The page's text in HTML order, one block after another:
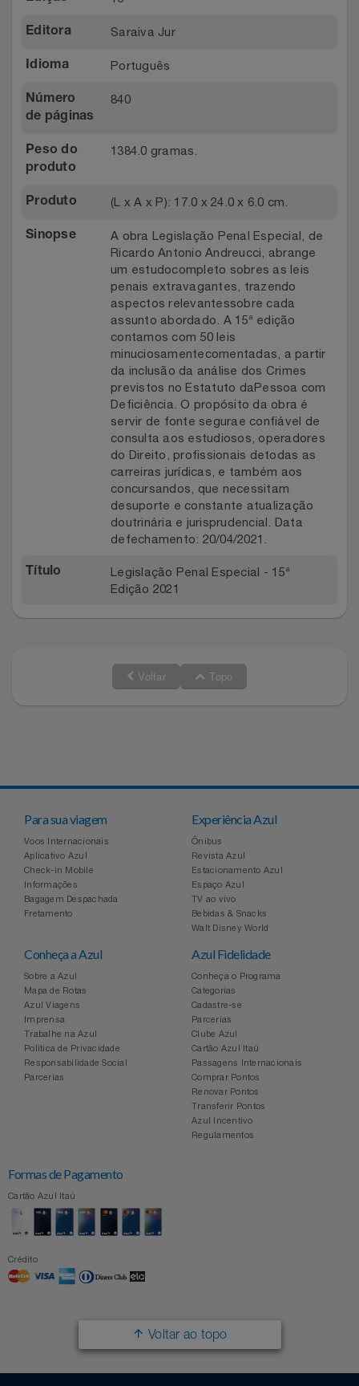
Editora Saraiva Jur
Idioma Português
Número
de páginas
840
Peso do
produto
1384.0 gramas.
Produto (L x A x P): 17.0 x 24.0 x 6.0 cm.
Sinopse
A obra Legislação Penal Especial, de
Ricardo Antonio Andreucci, abrange
um estudocompleto sobres as leis
penais extravagantes, trazendo
aspectos relevantessobre cada
assunto abordado. A 15ª edição
contamos com 50 leis
minuciosamentecomentadas, a partir
da inclusão da análise dos Crimes
previstos no Estatuto daPessoa com
Deficiência. O propósito da obra é
servir de fonte segurae confiável de
consulta aos estudiosos, operadores
do Direito, profissionais detodas as
carreiras jurídicas, e também aos
concursandos, que necessitam
desuporte e constante atualização
doutrinária e jurisprudencial. Data
defechamento: 20/04/2021.
Título
Legislação Penal Especial - 15ª
Edição 2021
Voltar Topo
Para sua viagem
Voos Internacionais
Aplicativo Azul
Check-in Mobile
Informações
Bagagem Despachada
Fretamento
Experiência Azul
Ônibus
Revista Azul
Estacionamento Azul
Espaço Azul
TV ao vivo
Bebidas & Snacks
Walt Disney World
Conheça a Azul
Sobre a Azul
Mapa de Rotas
Azul Viagens
Imprensa
Trabalhe na Azul
Política de Privacidade
Responsabilidade Social
Parcerias
Azul Fidelidade
Conheça o Programa
Categorias
Cadastre-se
Parcerias
Clube Azul
Cartão Azul Itaú
Passagens Internacionais
Comprar Pontos
Renovar Pontos
Transferir Pontos
Azul Incentivo
Regulamentos
Formas de Pagamento
Cartão Azul Itaú
Crédito
Voltar ao topo